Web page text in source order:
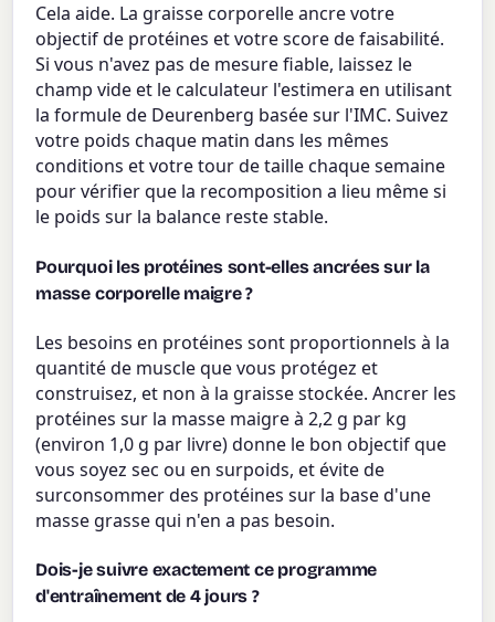
Cela aide. La graisse corporelle ancre votre
objectif de protéines et votre score de faisabilité.
Si vous n'avez pas de mesure fiable, laissez le
champ vide et le calculateur l'estimera en utilisant
la formule de Deurenberg basée sur l'IMC. Suivez
votre poids chaque matin dans les mêmes
conditions et votre tour de taille chaque semaine
pour vérifier que la recomposition a lieu même si
le poids sur la balance reste stable.
Pourquoi les protéines sont-elles ancrées sur la
masse corporelle maigre ?
Les besoins en protéines sont proportionnels à la
quantité de muscle que vous protégez et
construisez, et non à la graisse stockée. Ancrer les
protéines sur la masse maigre à 2,2 g par kg
(environ 1,0 g par livre) donne le bon objectif que
vous soyez sec ou en surpoids, et évite de
surconsommer des protéines sur la base d'une
masse grasse qui n'en a pas besoin.
Dois-je suivre exactement ce programme
d'entraînement de 4 jours ?